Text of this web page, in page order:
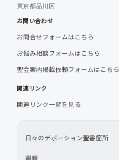
東京都品川区
お問い合わせ
お問合せフォームはこちら
お悩み相談フォームはこちら
聖会案内掲載依頼フォームはこちら
関連リンク
関連リンク一覧を見る
日々のデボーション聖書箇所
週報